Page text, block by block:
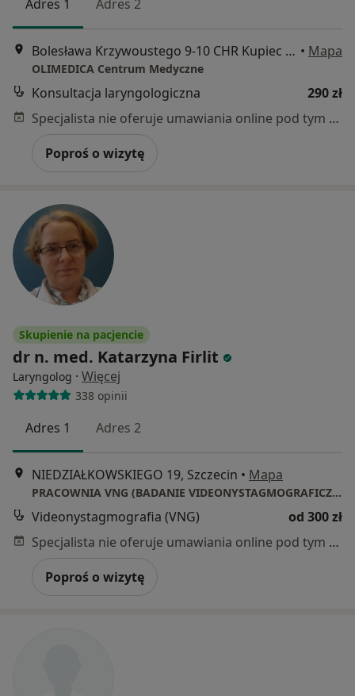
Adres 1 Adres 2
Bolesława Krzywoustego 9-10 CHR Kupiec 1 piętro, Szczecin • Mapa
OLIMEDICA Centrum Medyczne
Konsultacja laryngologiczna
290 zł
Specjalista nie oferuje umawiania online pod tym adresem.
Poproś o wizytę
Skupienie na pacjencie
dr n. med. Katarzyna Firlit
Laryngolog · Więcej
338 opinii
Adres 1 Adres 2
NIEDZIAŁKOWSKIEGO 19, Szczecin • Mapa
PRACOWNIA VNG (BADANIE VIDEONYSTAGMOGRAFICZNE)
Videonystagmografia (VNG)
od 300 zł
Specjalista nie oferuje umawiania online pod tym adresem.
Poproś o wizytę